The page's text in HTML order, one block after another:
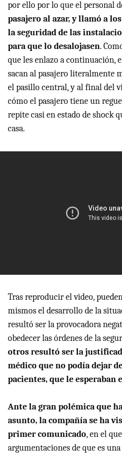
por ello por lo que el personal
pasajero al azar, y llamó a
la seguridad de las
para que lo desalojasen.
que les enlazo a continuación,
sacan al pasajero literalmente
el pasillo central, y al final del
cómo el pasajero tiene un
repite casi en estado de shock
casa.
Tras reproducir el video,
mismos el desarrollo de la
resultó ser la provocadora
obedecer las órdenes de la
otros resultó ser la
médico que no podía dejar
pacientes, que le esperaban
Ante la gran polémica que
asunto, la compañía se ha
primer comunicado, en el
argumentaciones de que es